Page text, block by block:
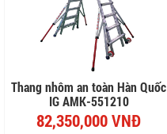
Thang nhôm an toàn Hàn Quốc
IG AMK-551210
82,350,000 VNĐ